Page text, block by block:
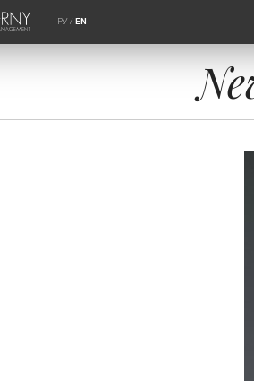
РУ/ EN